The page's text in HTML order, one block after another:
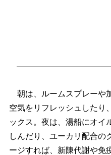
朝は、ルームスプレーや
空気をリフレッシュしたり
ックス。夜は、湯船にオイ
しんだり、ユーカリ配合の
ージすれば、新陳代謝や免